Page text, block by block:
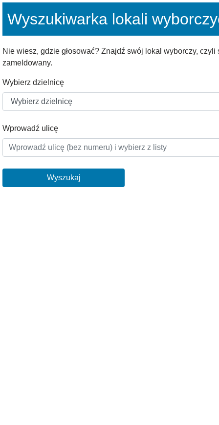
Wyszukiwarka lokali
Nie wiesz, gdzie głosować? Znajdź swój lokal wyborczy,
zameldowany.
Wybierz dzielnicę
Wprowadź ulicę